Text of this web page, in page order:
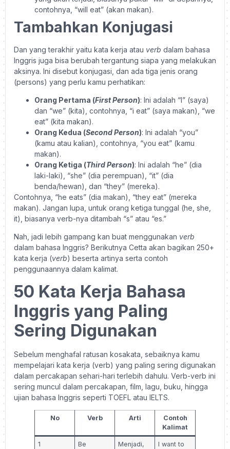
contohnya, “will eat” (akan makan).
Tambahkan Konjugasi
Dan yang terakhir yaitu kata kerja atau verb dalam bahasa
Inggris juga bisa berubah tergantung siapa yang melakukan
aksinya. Ini disebut konjugasi, dan ada tiga jenis orang
(persons) yang perlu kamu perhatikan:
Orang Pertama (First Person): Ini adalah “I” (saya)
dan “we” (kita), contohnya, “i eat” (saya makan), “we
eat” (kita makan).
Orang Kedua (Second Person): Ini adalah “you”
(kamu atau kalian), contohnya, “you eat” (kamu
makan).
Orang Ketiga (Third Person): Ini adalah “he” (dia
laki-laki), “she” (dia perempuan), “it” (dia
benda/hewan), dan “they” (mereka).
Contohnya, “he eats” (dia makan), “they eat” (mereka
makan). Jangan lupa, untuk orang ketiga tunggal (he, she,
it), biasanya verb-nya ditambah “s” atau “es.”
Nah, jadi lebih gampang kan buat menggunakan verb
dalam bahasa Inggris? Berikutnya Cetta akan bagikan 250+
kata kerja (verb) beserta artinya serta contoh
penggunaannya dalam kalimat.
50 Kata Kerja Bahasa
Inggris yang Paling
Sering Digunakan
Sebelum menghafal ratusan kosakata, sebaiknya kamu
mempelajari kata kerja (verb) yang paling sering digunakan
dalam percakapan sehari-hari terlebih dahulu. Verb-verb ini
sering muncul dalam percakapan, film, lagu, buku, hingga
ujian bahasa Inggris seperti TOEFL atau IELTS.
No Verb Arti
Contoh
Kalimat
1 Be
Menjadi,
I want to